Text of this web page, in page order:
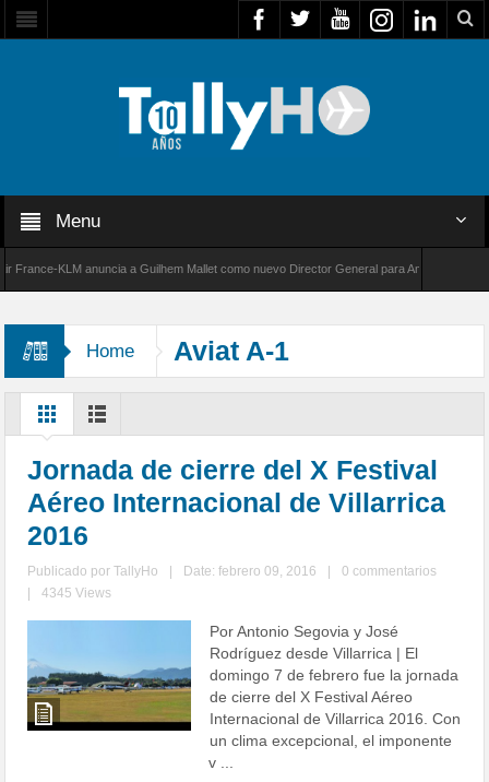
Menu
KLM anuncia a Guilhem Mallet como nuevo Director General para América Latina
Home Aviat A-1
Jornada de cierre del X Festival
Aéreo Internacional de Villarrica
2016
Publicado porTallyHo Date: febrero 09, 2016
0 commentarios
4345 Views
Por Antonio Segovia y José
Rodríguez desde Villarrica | El
domingo 7 de febrero fue la jornada
de cierre del X Festival Aéreo
Internacional de Villarrica 2016. Con
un clima excepcional, el imponente
v ...